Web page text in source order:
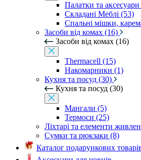
Палатки та
Складані Меблі (53)
Спальні мішки,
Засоби від комах (16)
Засоби від комах (16)
Thermacell (15)
Накомарники (1)
Кухня та посуд (30)
Кухня та посуд (30)
Мангали (5)
Термоси (25)
Ліхтарі та елементи
Сумки та рюкзаки (8)
Каталог подарункових